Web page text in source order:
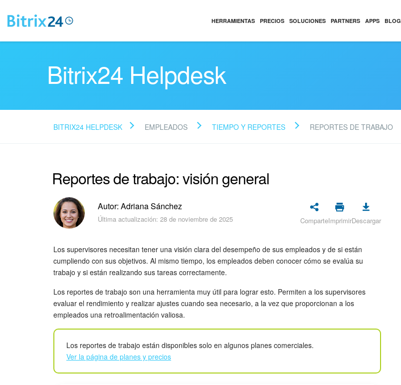
HERRAMIENTAS PRECIOS SOLUCIONES PARTNERS APPS BLOG
Bitrix24 Helpdesk
BITRIX24 HELPDESK EMPLEADOS TIEMPO Y REPORTES REPORTES DE TRABAJO
Reportes de trabajo: visión general
Autor: Adriana Sánchez
Última actualización: 28 de noviembre de 2025 ComparteImprimirDescargar
Los supervisores necesitan tener una visión clara del desempeño de sus empleados y de si están
cumpliendo con sus objetivos. Al mismo tiempo, los empleados deben conocer cómo se evalúa su
trabajo y si están realizando sus tareas correctamente.
Los reportes de trabajo son una herramienta muy útil para lograr esto. Permiten a los supervisores
evaluar el rendimiento y realizar ajustes cuando sea necesario, a la vez que proporcionan a los
empleados una retroalimentación valiosa.
Los reportes de trabajo están disponibles solo en algunos planes comerciales.
Ver la página de planes y precios